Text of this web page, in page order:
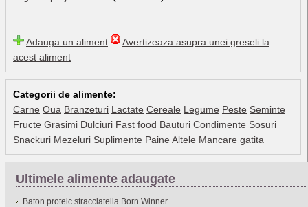
Adauga un aliment
Avertizeaza asupra unei greseli la
acest aliment
Categorii de alimente:
Carne Oua Branzeturi Lactate Cereale Legume Peste Seminte
Fructe Grasimi Dulciuri Fast food Bauturi Condimente Sosuri
Snackuri Mezeluri Suplimente Paine Altele Mancare gatita
Ultimele alimente adaugate
Baton proteic stracciatella Born Winner